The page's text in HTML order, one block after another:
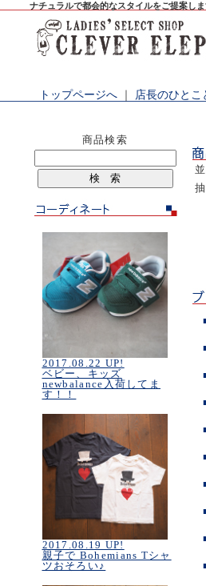
ナチュラルで都会的なスタイルをご提案し
トップページへ 店長のひとこ
商品検索
2017.08.22 UP!
ベビー、キッズ
newbalance入荷してま
す！！
2017.08.19 UP!
親子で Bohemians Tシャ
ツおそろい♪